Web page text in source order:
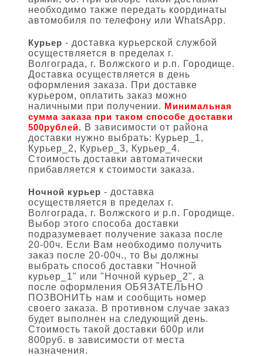
необходимо также передать координаты
автомобиля по телефону или WhatsApp.
Курьер - доставка курьерской службой
осуществляется в пределах г.
Волгограда, г. Волжского и р.п. Городище.
Доставка осуществляется в день
оформления заказа. При доставке
курьером, оплатить заказ можно
наличными при получении. Минимальная
сумма заказа при таком способе доставки
500рублей. В зависимости от района
доставки нужно выбрать: Курьер_1,
Курьер_2, Курьер_3, Курьер_4.
Стоимость доставки автоматически
прибавляется к стоимости заказа.
Ночной курьер - доставка
осуществляется в пределах г.
Волгограда, г. Волжского и р.п. Городище.
Выбор этого способа доставки
подразумевает получение заказа после
20-00ч. Если Вам необходимо получить
заказ после 20-00ч., то Вы должны
выбрать способ доставки "Ночной
курьер_1" или "Ночной курьер_2", а
после оформления ОБЯЗАТЕЛЬНО
ПОЗВОНИТЬ нам и сообщить номер
своего заказа. В противном случае заказ
будет выполнен на следующий день.
Стоимость такой доставки 600р или
800руб. в зависимости от места
назначения.